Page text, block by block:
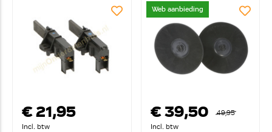
€ 21,95
Incl. btw
Web aanbieding
€ 39,50
49,95
Incl. btw